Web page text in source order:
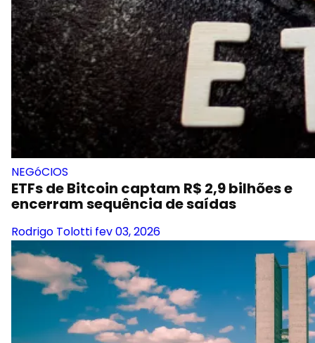
NEGóCIOS
ETFs de Bitcoin captam R$ 2,9 bilhões e
encerram sequência de saídas
Rodrigo Tolotti fev 03, 2026